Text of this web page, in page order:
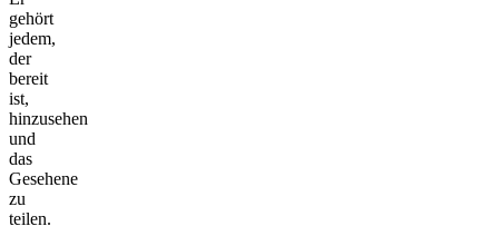
gehört
jedem,
der
bereit
ist,
hinzusehen
und
das
Gesehene
zu
teilen.